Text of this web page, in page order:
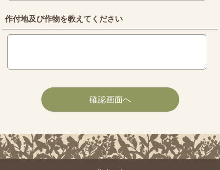
作付地及び作物を教えてください
確認画面へ